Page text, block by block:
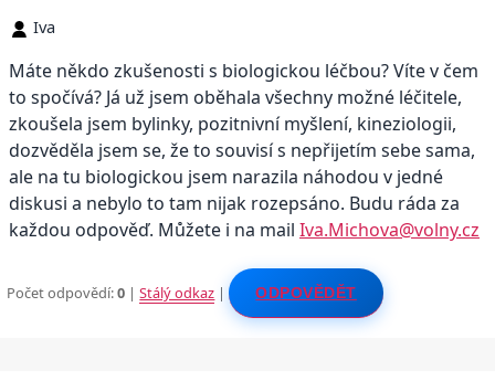
Iva
Máte někdo zkušenosti s biologickou léčbou? Víte v čem
to spočívá? Já už jsem oběhala všechny možné léčitele,
zkoušela jsem bylinky, pozitnivní myšlení, kineziologii,
dozvěděla jsem se, že to souvisí s nepřijetím sebe sama,
ale na tu biologickou jsem narazila náhodou v jedné
diskusi a nebylo to tam nijak rozepsáno. Budu ráda za
každou odpověď. Můžete i na mail Iva.Michova@volny.cz
Počet odpovědí:0 |Stálý odkaz | ODPOVĚDĚT